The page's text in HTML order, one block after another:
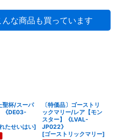
な商品も買っています
聖杯/スーパ
《DE03-
たせいはい]
〔特価品〕ゴーストリ
ックマリー/レア【モン
スター】《LVAL-
JP022》
[ゴーストリックマリー]